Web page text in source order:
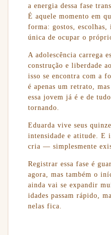
a energia dessa fase
É aquele momento em
forma: gostos, escolhas,
única de ocupar o
A adolescência carrega
construção e liberdade
isso se encontra com a
é apenas um retrato,
essa jovem já é e de
tornando.
Eduarda vive seus
intensidade e atitude. E
cria — simplesmente
Registrar essa fase é
agora, mas também o
ainda vai se expandir
idades passam rápido,
nelas fica.